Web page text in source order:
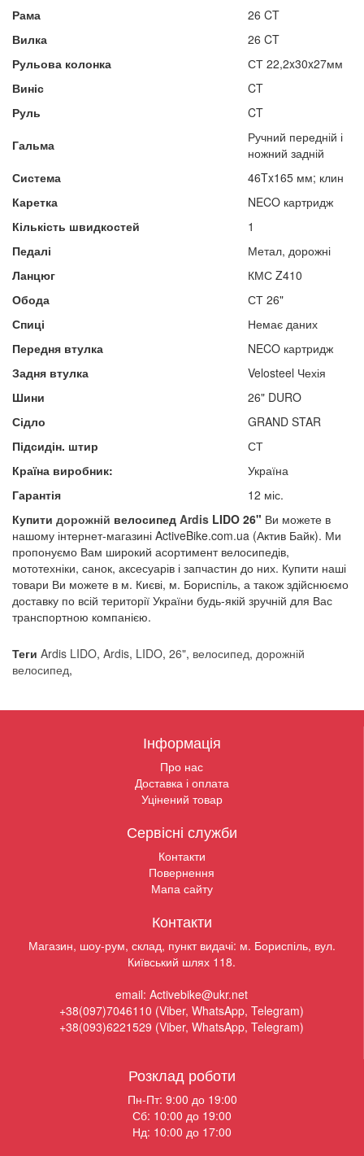
Рама
26 CT
Вилка
26 CT
Рульова колонка
СТ 22,2x30x27мм
Виніс
CT
Руль
CT
Гальма
Ручний передній і
ножний задній
Система
46Tx165 мм; клин
Каретка
NECO картридж
Кількість швидкостей
1
Педалі
Метал, дорожні
Ланцюг
КМС Z410
Обода
СТ 26"
Спиці
Немає даних
Передня втулка
NECO картридж
Задня втулка
Velosteel Чехія
Шини
26" DURO
Сідло
GRAND STAR
Підсидін. штир
СТ
Країна виробник:
Україна
Гарантія
12 міс.
Купити дорожній велосипед Ardis LIDO 26"​ Ви можете в
нашому інтернет-магазині ActiveBike.com.ua (Актив Байк). Ми
пропонуємо Вам широкий асортимент велосипедів,
мототехніки, санок, аксесуарів і запчастин до них. Купити наші
товари Ви можете в м. Києві, м. Бориспіль, а також здійснюємо
доставку по всій території України будь-якій зручній для Вас
транспортною компанією.
Теги Ardis LIDO, Ardis, LIDO, 26", велосипед, дорожній
велосипед,
Інформація
Про нас
Доставка і оплата
Уцінений товар
Сервісні служби
Контакти
Повернення
Мапа сайту
Контакти
Магазин, шоу-рум, склад, пункт видачі: м. Бориспіль, вул.
Київський шлях 118.
email: Activebike@ukr.net
+38(097)7046110 (Viber, WhatsApp, Telegram)
+38(093)6221529 (Viber, WhatsApp, Telegram)
Розклад роботи
Пн-Пт: 9:00 до 19:00
Сб: 10:00 до 19:00
Нд: 10:00 до 17:00